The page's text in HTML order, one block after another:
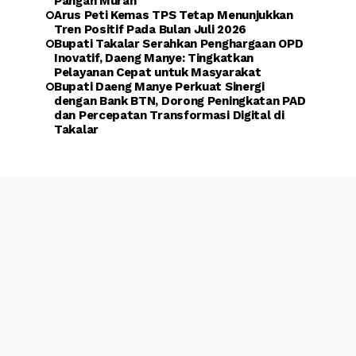
Arus Peti Kemas TPS Tetap Menunjukkan
Tren Positif Pada Bulan Juli 2026
Bupati Takalar Serahkan Penghargaan OPD
Inovatif, Daeng Manye: Tingkatkan
Pelayanan Cepat untuk Masyarakat
Bupati Daeng Manye Perkuat Sinergi
dengan Bank BTN, Dorong Peningkatan PAD
dan Percepatan Transformasi Digital di
Takalar